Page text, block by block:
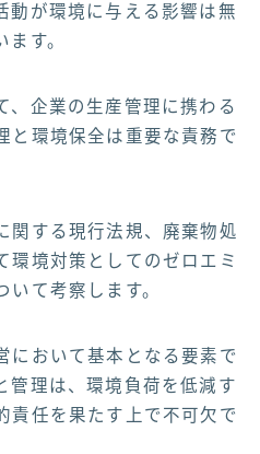
動が環境に与える影響は無
す。
、企業の生産管理に携わる
と環境保全は重要な責務で
関する現行法規、廃棄物処
環境対策としてのゼロエミ
いて考察します。
において基本となる要素で
管理は、環境負荷を低減す
責任を果たす上で不可欠で